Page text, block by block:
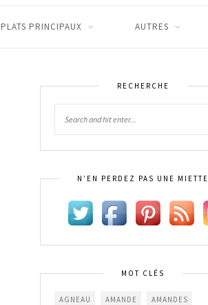
PLATS PRINCIPAUX AUTRES
RECHERCHE
N’EN PERDEZ PAS UNE MIETTE
MOT CLÉS
AGNEAU AMANDE AMANDES